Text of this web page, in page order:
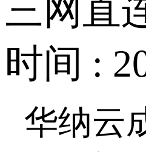
三网直
时间 :
华纳云